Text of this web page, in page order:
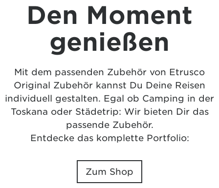
Den Moment
genießen
Mit dem passenden Zubehör von Etrusco
Original Zubehör kannst Du Deine Reisen
individuell gestalten. Egal ob Camping in der
Toskana oder Städetrip: Wir bieten Dir das
passende Zubehör.
Entdecke das komplette Portfolio:
Zum Shop